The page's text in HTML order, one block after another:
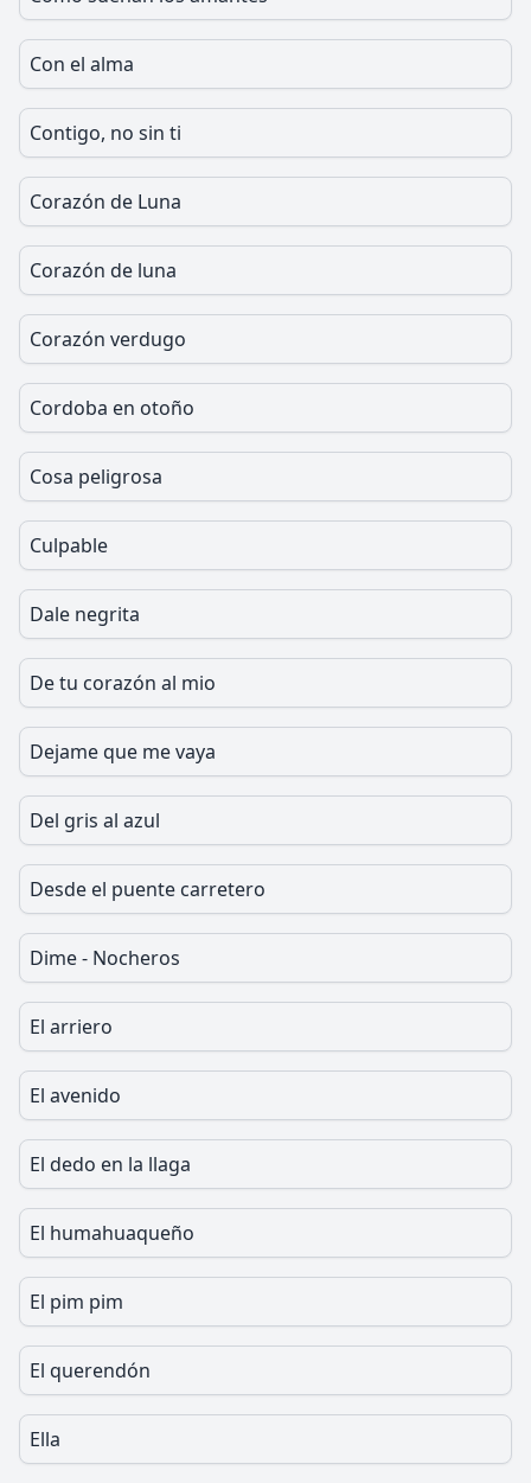
Con el alma
Contigo, no sin ti
Corazón de Luna
Corazón de luna
Corazón verdugo
Cordoba en otoño
Cosa peligrosa
Culpable
Dale negrita
De tu corazón al mio
Dejame que me vaya
Del gris al azul
Desde el puente carretero
Dime - Nocheros
El arriero
El avenido
El dedo en la llaga
El humahuaqueño
El pim pim
El querendón
Ella